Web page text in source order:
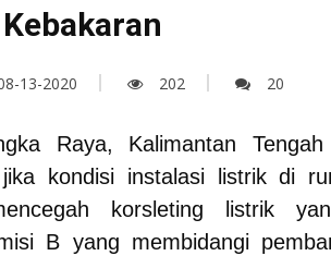
13-2020 202 20
Raya, Kalimantan
kondisi instalasi listrik di
korsleting listrik
B yang membidangi